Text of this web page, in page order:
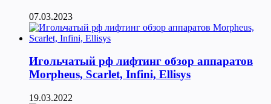
07.03.2023
Игольчатый рф лифтинг обзор аппаратов
Morpheus, Scarlet, Infini, Ellisys
19.03.2022